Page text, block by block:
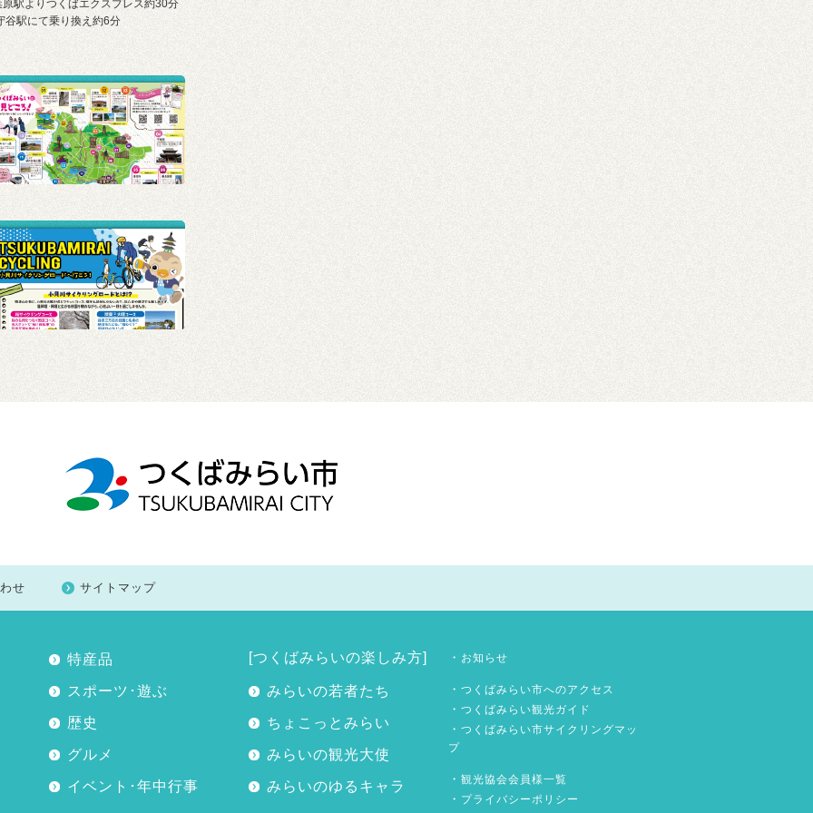
原駅よりつくばエクスプレス約30分
駅にて乗り換え約6分
せ サイトマップ
特産品
スポーツ･遊ぶ
歴史
グルメ
イベント･年中行事
[つくばみらいの楽しみ方]
みらいの若者たち
ちょこっとみらい
みらいの観光大使
みらいのゆるキャラ
・ お知らせ
・ つくばみらい市へのアクセス
・ つくばみらい観光ガイド
・ つくばみらい市サイクリングマッ
プ
・ 観光協会会員様一覧
・ プライバシーポリシー